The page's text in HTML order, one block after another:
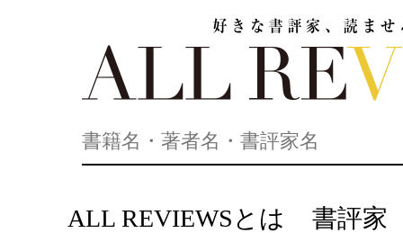
ALL REVIEWSとは
書評家